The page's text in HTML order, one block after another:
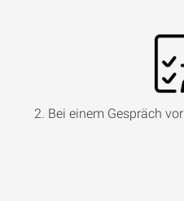
2. Bei einem Gespräch